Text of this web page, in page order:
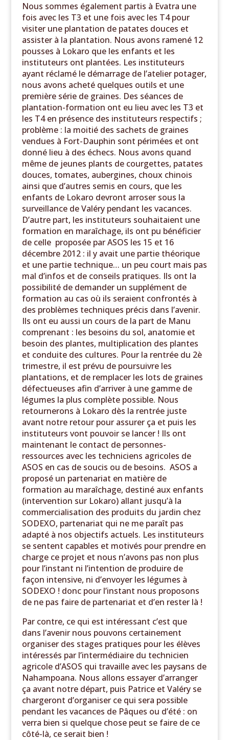
Nous sommes également partis à Evatra une
fois avec les T3 et une fois avec les T4 pour
visiter une plantation de patates douces et
assister à la plantation. Nous avons ramené 12
pousses à Lokaro que les enfants et les
instituteurs ont plantées. Les instituteurs
ayant réclamé le démarrage de l’atelier potager,
nous avons acheté quelques outils et une
première série de graines. Des séances de
plantation-formation ont eu lieu avec les T3 et
les T4 en présence des instituteurs respectifs ;
problème : la moitié des sachets de graines
vendues à Fort-Dauphin sont périmées et ont
donné lieu à des échecs. Nous avons quand
même de jeunes plants de courgettes, patates
douces, tomates, aubergines, choux chinois
ainsi que d’autres semis en cours, que les
enfants de Lokaro devront arroser sous la
surveillance de Valéry pendant les vacances.
D’autre part, les instituteurs souhaitaient une
formation en maraîchage, ils ont pu bénéficier
de celle proposée par ASOS les 15 et 16
décembre 2012 : il y avait une partie théorique
et une partie technique… un peu court mais pas
mal d’infos et de conseils pratiques. Ils ont la
possibilité de demander un supplément de
formation au cas où ils seraient confrontés à
des problèmes techniques précis dans l’avenir.
Ils ont eu aussi un cours de la part de Manu
comprenant : les besoins du sol, anatomie et
besoin des plantes, multiplication des plantes
et conduite des cultures. Pour la rentrée du 2è
trimestre, il est prévu de poursuivre les
plantations, et de remplacer les lots de graines
défectueuses afin d’arriver à une gamme de
légumes la plus complète possible. Nous
retournerons à Lokaro dès la rentrée juste
avant notre retour pour assurer ça et puis les
instituteurs vont pouvoir se lancer ! Ils ont
maintenant le contact de personnes-
ressources avec les techniciens agricoles de
ASOS en cas de soucis ou de besoins. ASOS a
proposé un partenariat en matière de
formation au maraîchage, destiné aux enfants
(intervention sur Lokaro) allant jusqu’à la
commercialisation des produits du jardin chez
SODEXO, partenariat qui ne me paraît pas
adapté à nos objectifs actuels. Les instituteurs
se sentent capables et motivés pour prendre en
charge ce projet et nous n’avons pas non plus
pour l’instant ni l’intention de produire de
façon intensive, ni d’envoyer les légumes à
SODEXO ! donc pour l’instant nous proposons
de ne pas faire de partenariat et d’en rester là !
Par contre, ce qui est intéressant c’est que
dans l’avenir nous pouvons certainement
organiser des stages pratiques pour les élèves
intéressés par l’intermédiaire du technicien
agricole d’ASOS qui travaille avec les paysans de
Nahampoana. Nous allons essayer d’arranger
ça avant notre départ, puis Patrice et Valéry se
chargeront d’organiser ce qui sera possible
pendant les vacances de Pâques ou d’été : on
verra bien si quelque chose peut se faire de ce
côté-là, ce serait bien !